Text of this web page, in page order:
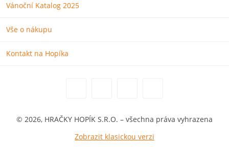
Vánoční Katalog 2025
Vše o nákupu
Kontakt na Hopíka
© 2026, HRAČKY HOPÍK S.R.O. – všechna práva vyhrazena
Zobrazit klasickou verzi